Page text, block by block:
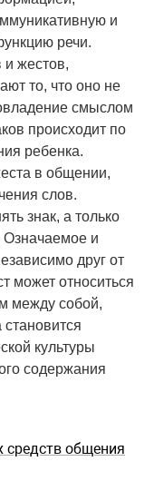
и
речи.
и жестов,
то, что оно не
смыслом
происходит по
ребенка.
в общении,
слов.
знак, а только
Означаемое и
друг от
может относиться
между собой,
культуры
содержания
средств общения